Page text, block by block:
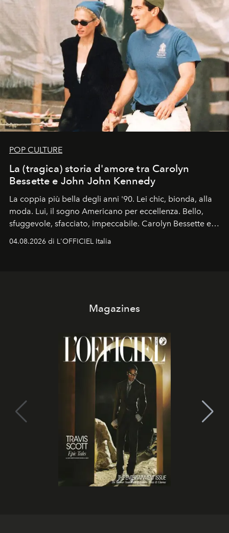
POP CULTURE
La (tragica) storia d'amore tra Carolyn
Bessette e John John Kennedy
La coppia più bella degli anni '90. Lei chic, bionda, alla
moda. Lui, il sogno Americano per eccellenza. Bello,
sfuggevole, sfacciato, impeccabile. Carolyn Bessette e
John John Kennedy sono i protagonisti della storia
04.08.2026 di L'OFFICIEL Italia
Magazines